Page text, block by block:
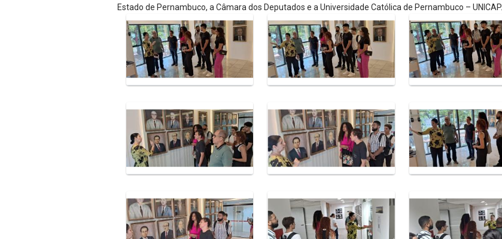
Estado de Pernambuco, a Câmara dos Deputados e a Universidade Católica de Pernambuco – UNICAP.
Galeria de Mídias